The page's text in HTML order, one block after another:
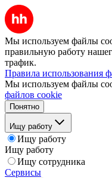
Мы используем файлы
правильную работу
трафик.
Правила использования
Мы используем файлы
файлов cookie
Понятно
Ищу работу
Ищу работу
Ищу работу
Ищу сотрудника
Сервисы